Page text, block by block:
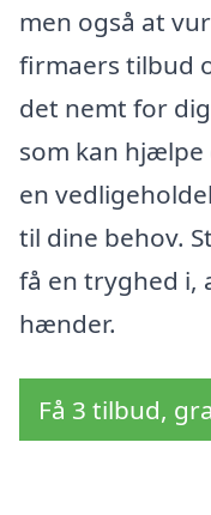
men også at
firmaers tilbud
det nemt for
som kan
en
til dine behov.
få en tryghed i,
hænder.
Få 3 tilbud,